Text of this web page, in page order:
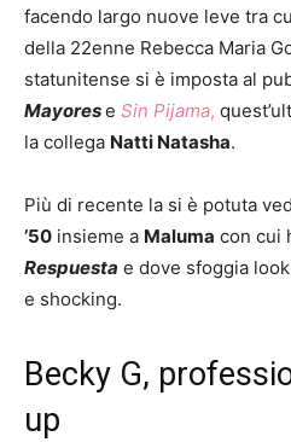
facendo largo nuove leve tra
della 22enne Rebecca Maria
statunitense si è imposta al
Mayorese Sin Pijama,
la collega Natti Natasha.
Più di recente la si è potuta
’50 insieme a Maluma con cui
Respuesta e dove sfoggia
e shocking.
Becky G,
up